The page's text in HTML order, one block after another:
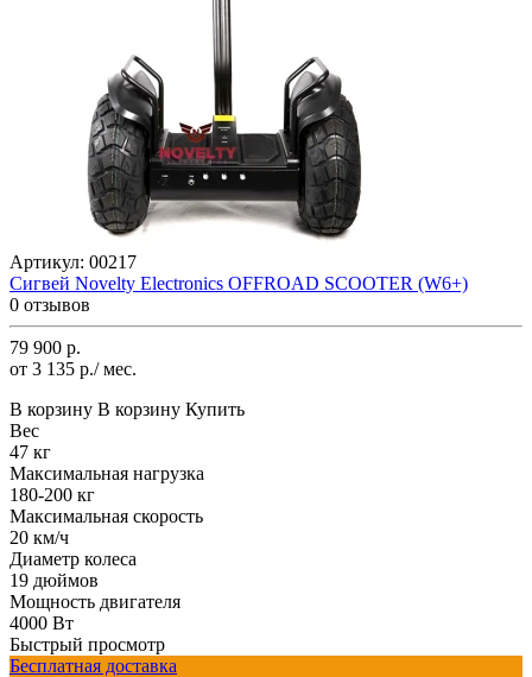
Артикул: 00217
Сигвей Novelty Electronics OFFROAD SCOOTER (W6+)
0 отзывов
79 900 р.
от 3 135 р./ мес.
В корзину В корзину Купить
Вес
47 кг
Максимальная нагрузка
180-200 кг
Максимальная скорость
20 км/ч
Диаметр колеса
19 дюймов
Мощность двигателя
4000 Вт
Быстрый просмотр
Бесплатная доставка